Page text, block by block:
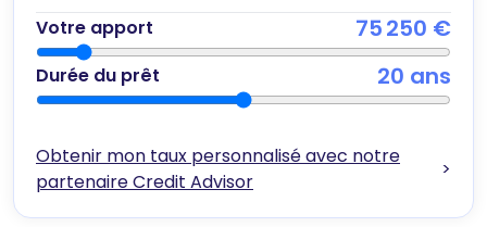
Votre apport 75 250 €
Durée du prêt 20 ans
Obtenir mon taux personnalisé avec notre
partenaire Credit Advisor
>